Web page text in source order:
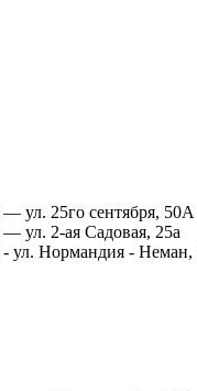
— ул. 25го сентября, 50А
— ул. 2-ая Садовая, 25а
- ул. Нормандия -